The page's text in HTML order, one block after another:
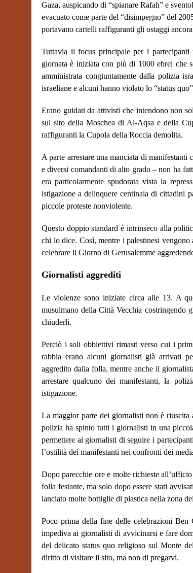
Gaza, auspicando di “spianare Rafah” e
evacuato come parte del “disimpegno” del
portavano cartelli raffiguranti gli ostaggi
Tuttavia il focus principale per i
giornata è iniziata con più di 1000 ebrei che
amministrata congiuntamente dalla polizia
israeliane e alcuni hanno violato lo “status
Erano guidati da attivisti che intendono non
sul sito della Moschea di Al-Aqsa e della
raffiguranti la Cupola della Roccia demolita.
A parte arrestare una manciata di
e diversi comandanti di alto grado – non ha
era particolarmente spudorata vista la
istigazione a delinquere centinaia di cittadini
piccole proteste nonviolente.
Questo doppio standard è intrinseco alla
chi lo dice. Così, mentre i palestinesi
celebrare il Giorno di Gerusalemme
Giornalisti aggrediti
Le violenze sono iniziate circa alle 13. A
musulmano della Città Vecchia costringendo
chiuderli.
Perciò i soli obbiettivi rimasti verso cui i
rabbia erano alcuni giornalisti già arrivati
aggredito dalla folla, mentre anche il
arrestare qualcuno dei manifestanti, la
istigazione.
La maggior parte dei giornalisti non è
polizia ha spinto tutti i giornalisti in una
permettere ai giornalisti di seguire i
l’ostilità dei manifestanti nei confronti dei
Dopo parecchie ore e molte richieste
folla festante, ma solo dopo essere stati
lanciato molte bottiglie di plastica nella zona
Poco prima della fine delle celebrazioni
impediva ai giornalisti di avvicinarsi e fare
del delicato status quo religioso sul Monte
diritto di visitare il sito, ma non di pregarvi.